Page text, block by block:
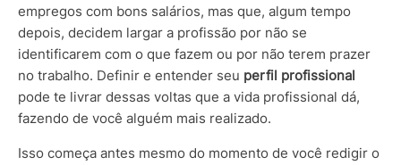
empregos com bons salários, mas que, algum tempo
depois, decidem largar a profissão por não se
identificarem com o que fazem ou por não terem prazer
no trabalho. Definir e entender seu perfil profissional
pode te livrar dessas voltas que a vida profissional dá,
fazendo de você alguém mais realizado.
Isso começa antes mesmo do momento de você redigir o